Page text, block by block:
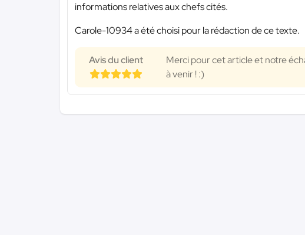
informations relatives aux chefs cités.
Carole-10934 a été choisi pour la rédaction de ce texte.
Avis du client
Merci pour cet article et notre
à venir ! :)